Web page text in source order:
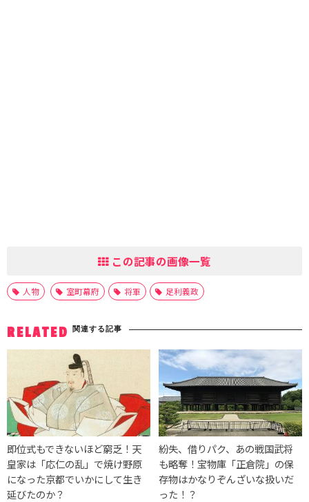
この記事の画像一覧
人物 室町幕府 将軍 足利義政
RELATED 関連する記事
即位式もできないほど窮乏！天
皇家は「応仁の乱」で焼け野原
になった京都でいかにして生き
延びたのか？
紛失、借りパク、あの戦国武将
も略奪！宝物庫「正倉院」の保
存物はかなりぞんざいな扱いだ
った！？